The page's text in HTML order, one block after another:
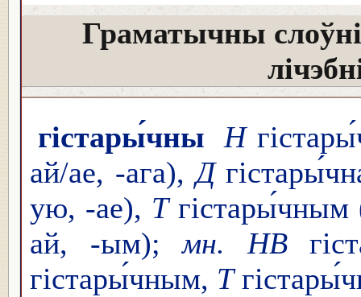
Граматычны
гістары́чны Н
ай/ае, -ага),Д
ую, -ае), Т
ай, -ым);мн. НВ
гістары́чным, Т